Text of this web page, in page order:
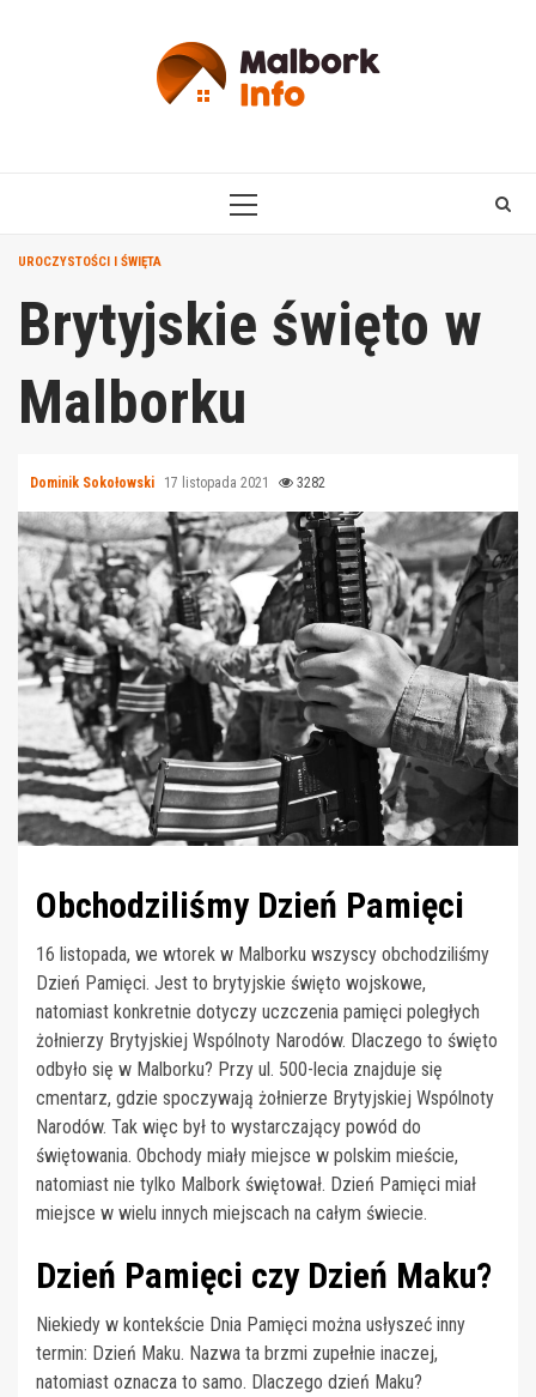
PRIMARY
UROCZYSTOŚCI I ŚWIĘTA
Brytyjskie święto w
Malborku
Dominik Sokołowski 17 listopada 2021 3282
Obchodziliśmy Dzień Pamięci
16 listopada, we wtorek w Malborku wszyscy obchodziliśmy
Dzień Pamięci. Jest to brytyjskie święto wojskowe,
natomiast konkretnie dotyczy uczczenia pamięci poległych
żołnierzy Brytyjskiej Wspólnoty Narodów. Dlaczego to święto
odbyło się w Malborku? Przy ul. 500-lecia znajduje się
cmentarz, gdzie spoczywają żołnierze Brytyjskiej Wspólnoty
Narodów. Tak więc był to wystarczający powód do
świętowania. Obchody miały miejsce w polskim mieście,
natomiast nie tylko Malbork świętował. Dzień Pamięci miał
miejsce w wielu innych miejscach na całym świecie.
Dzień Pamięci czy Dzień Maku?
Niekiedy w kontekście Dnia Pamięci można usłyszeć inny
termin: Dzień Maku. Nazwa ta brzmi zupełnie inaczej,
natomiast oznacza to samo. Dlaczego dzień Maku?